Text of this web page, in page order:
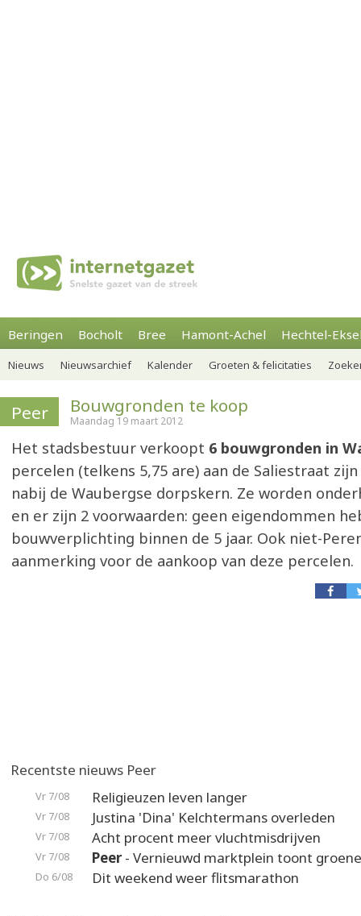
Beringen Bocholt Bree Hamont-Achel Hechtel-
Nieuws Nieuwsarchief Kalender Groeten & felicitaties
Peer Bouwgronden te koop
Maandag 19 maart 2012
Het stadsbestuur verkoopt 6 bouwgronden in
percelen (telkens 5,75 are) aan de Saliestraat
nabij de Waubergse dorpskern. Ze worden
en er zijn 2 voorwaarden: geen eigendommen
bouwverplichting binnen de 5 jaar. Ook niet-
aanmerking voor de aankoop van deze percelen.
Recentste nieuws Peer
Vr 7/08 Religieuzen leven langer
Vr 7/08 Justina 'Dina' Kelchtermans overleden
Vr 7/08 Acht procent meer vluchtmisdrijven
Vr 7/08 Peer- Vernieuwd marktplein toont
Do 6/08 Dit weekend weer flitsmarathon